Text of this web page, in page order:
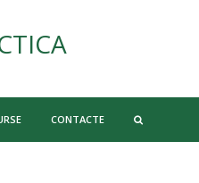
CONTACTE